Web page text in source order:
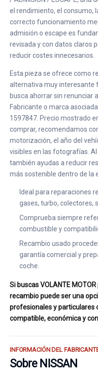
el rendimiento, el consumo,
correcto funcionamiento
admisión o escape es
revisada y con datos claros
reducir costes innecesarios.
Esta pieza se ofrece como
alternativa muy interesante
busca ahorrar sin renunciar
Fabricante o marca
1597847. Precio mostrado
comprar, recomendamos
motorización, el año del
visibles en las fotografías.
también ayudas a reducir
más sostenible dentro de la
Ideal para reparaciones
gases, turbo, colectores,
Comprueba siempre
combustible y
Recambio usado
garantía comercial y
coche.
Si buscas VOLANTE
recambio puede ser una
profesionales y particulares
compatible, económica y
INFORMACIÓN DEL
Sobre NISSAN